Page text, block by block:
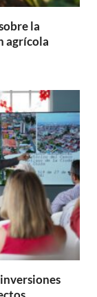
la
agrícola